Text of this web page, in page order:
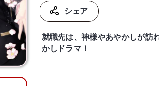
シェア
就職先は、神様やあやかしが
かしドラマ！